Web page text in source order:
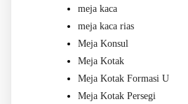
meja kaca
meja kaca rias
Meja Konsul
Meja Kotak
Meja Kotak Formasi U
Meja Kotak Persegi